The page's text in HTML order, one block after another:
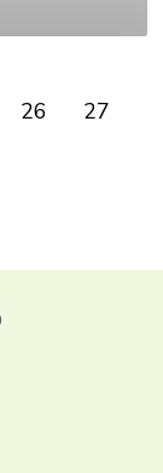
26 27